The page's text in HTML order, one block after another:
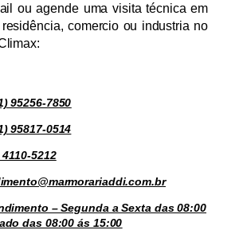
ou agende uma visita técnica em
comercio ou industria no
95256-7850
95817-0514
5212
– Segunda a Sexta das 08:00
das 08:00 ás 15:00